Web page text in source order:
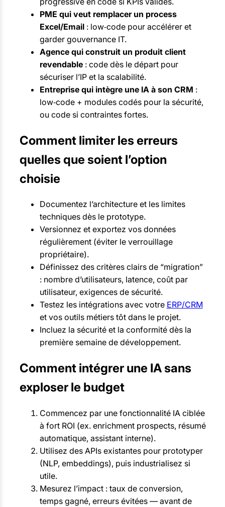
PME qui veut remplacer un process
Excel/Email: low‑code pour accélérer et
garder gouvernance IT.
Agence qui construit un produit client
revendable: code dès le départ pour
sécuriser l’IP et la scalabilité.
Entreprise qui intègre une IA à son CRM :
low‑code + modules codés pour la sécurité,
ou code si contraintes fortes.
Comment limiter les erreurs
quelles que soient l’option
choisie
Documentez l’architecture et les limites
techniques dès le prototype.
Versionnez et exportez vos données
régulièrement (éviter le verrouillage
propriétaire).
Définissez des critères clairs de “migration”
: nombre d’utilisateurs, latence, coût par
utilisateur, exigences de sécurité.
Testez les intégrations avec votre ERP/CRM
et vos outils métiers tôt dans le projet.
Incluez la sécurité et la conformité dès la
première semaine de développement.
Comment intégrer une IA sans
exploser le budget
Commencez par une fonctionnalité IA ciblée
à fort ROI (ex. enrichment prospects, résumé
automatique, assistant interne).
Utilisez des APIs existantes pour prototyper
(NLP, embeddings), puis industrialisez si
utile.
Mesurez l’impact : taux de conversion,
temps gagné, erreurs évitées — avant de